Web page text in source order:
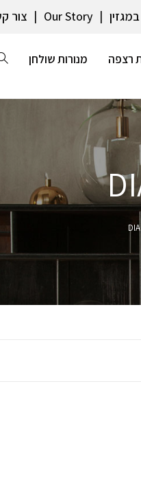
Our Story צור
רצפה מנורות שולחן